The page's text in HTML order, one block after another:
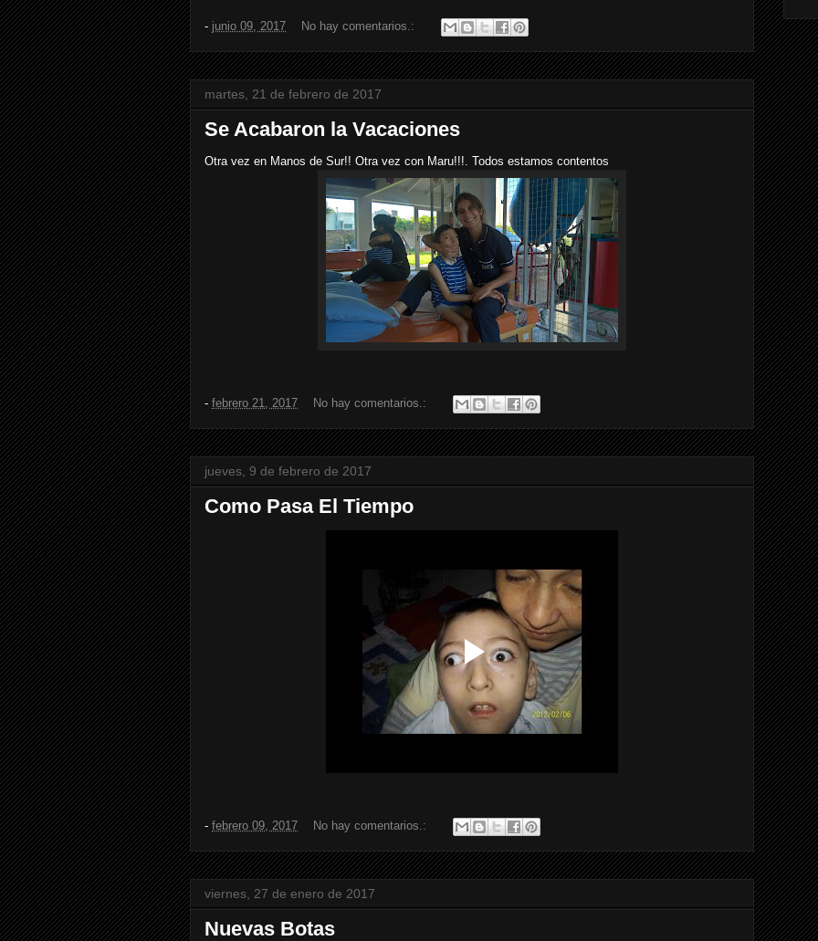
- junio 09, 2017 No hay comentarios.:
martes, 21 de febrero de 2017
Se Acabaron la Vacaciones
Otra vez en Manos de Sur!! Otra vez con Maru!!!. Todos estamos contentos
- febrero 21, 2017 No hay comentarios.:
jueves, 9 de febrero de 2017
Como Pasa El Tiempo
- febrero 09, 2017 No hay comentarios.:
viernes, 27 de enero de 2017
Nuevas Botas